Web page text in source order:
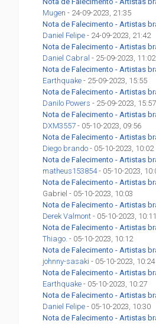
Mugen - 24-09-2023, 21:35
Nota de Falecimento - Artistas
Daniel Felipe - 24-09-2023, 21:42
Nota de Falecimento - Artistas
Daniel Cabral - 25-09-2023, 11:02
Nota de Falecimento - Artistas
Earthquake - 25-09-2023, 15:55
Nota de Falecimento - Artistas
Danilo Powers - 25-09-2023, 15:57
Nota de Falecimento - Artistas
DXM3557 - 05-10-2023, 09:56
Nota de Falecimento - Artistas
Diego brando - 05-10-2023, 10:02
Nota de Falecimento - Artistas
matheus153854- 05-10-2023,
Nota de Falecimento - Artistas
Gabriel - 05-10-2023, 10:03
Nota de Falecimento - Artistas
Derek Valmont - 05-10-2023, 10:11
Nota de Falecimento - Artistas
Thiago. - 05-10-2023, 10:12
Nota de Falecimento - Artistas
johnny-sasaki - 05-10-2023, 10:24
Nota de Falecimento - Artistas
Earthquake - 05-10-2023, 10:27
Nota de Falecimento - Artistas
Daniel Felipe - 05-10-2023, 10:30
Nota de Falecimento - Artistas